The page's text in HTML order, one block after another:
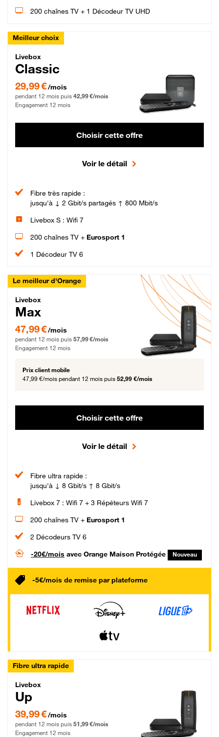
200 chaînes TV + 1 Décodeur TV UHD
Meilleur choix
Livebox Classic Fibre
Livebox
Classic
29,99 € par mois pendant 12 mois puis 42,99 € par mois, Engagement 12 mois
29,99 €/mois
pendant 12 mois puis 42,99 €/mois
Engagement 12 mois
Choisir cette offre
Voir le détail
Fibre très rapide :
jusqu'à ↓ 2 Gbit/s partagés ↑ 800 Mbit/s
Livebox S : Wifi 7
200 chaînes TV + Eurosport 1
1 Décodeur TV 6
Le meilleur d'Orange
Livebox Max Fibre
Livebox
Max
47,99 € par mois pendant 12 mois puis 57,99 € par mois, Engagement 12 mois
47,99 €/mois
pendant 12 mois puis 57,99 €/mois
Engagement 12 mois
Prix client mobile
47,99 €/mois pendant 12 mois puis 52,99 €/mois
Choisir cette offre
Voir le détail
Fibre ultra rapide :
jusqu'à ↓ 8 Gbit/s ↑ 8 Gbit/s
Livebox 7 : Wifi 7 + 3 Répéteurs Wifi 7
200 chaînes TV + Eurosport 1
2 Décodeurs TV 6
-20€/mois avec Orange Maison Protégée Nouveau
-5€/mois de remise par plateforme
Fibre ultra rapide
Livebox Up Fibre
Livebox
Up
39,99 € par mois pendant 12 mois puis 51,99 € par mois, Engagement 12 mois
39,99 €/mois
pendant 12 mois puis 51,99 €/mois
Engagement 12 mois